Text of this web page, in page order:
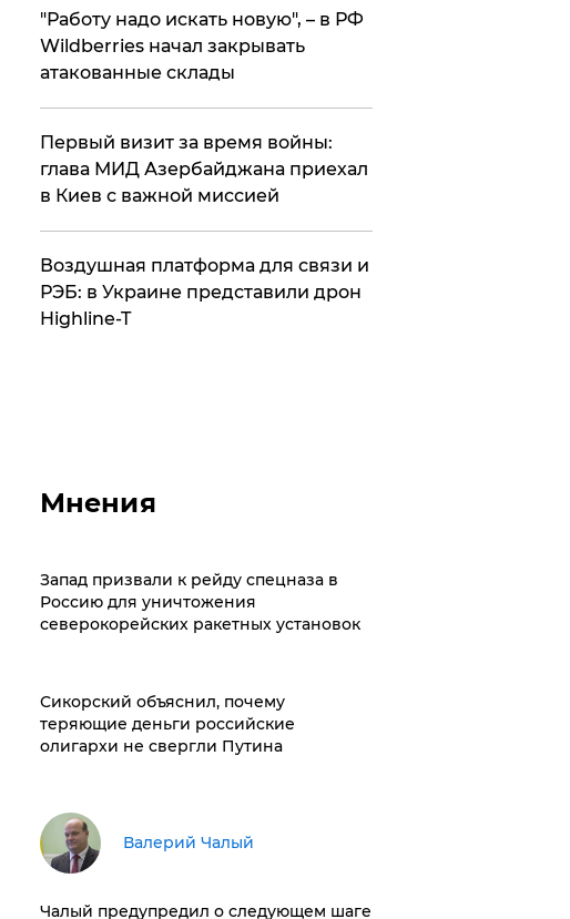
"Работу надо искать новую", – в РФ
Wildberries начал закрывать
атакованные склады
Первый визит за время войны:
глава МИД Азербайджана приехал
в Киев с важной миссией
Воздушная платформа для связи и
РЭБ: в Украине представили дрон
Highline-T
Мнения
Запад призвали к рейду спецназа в
Россию для уничтожения
северокорейских ракетных установок
Сикорский объяснил, почему
теряющие деньги российские
олигархи не свергли Путина
Валерий Чалый
Чалый предупредил о следующем шаге